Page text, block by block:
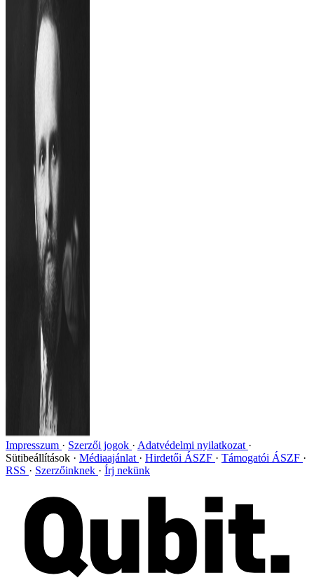
Impresszum Szerzői jogok
Adatvédelmi nyilatkozat
Sütibeállítások
Médiaajánlat Hirdetői ÁSZF
Támogatói ÁSZF
RSS
Szerzőinknek Írj nekünk